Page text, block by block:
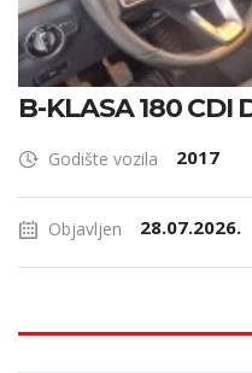
B-KLASA 180 CDI
Godište vozila 2017
Objavljen 28.07.2026.